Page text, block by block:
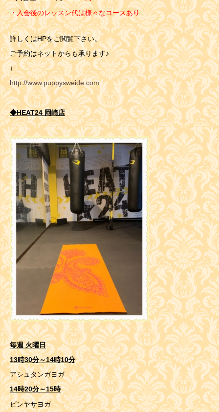
・入会後のレッスン代は様々なコースあり
詳しくはHPをご閲覧下さい。
ご予約はネットからも承ります♪
↓
http://www.puppysweide.com
◆HEAT24 岡崎店
毎週 火曜日
13時30分～14時10分
アシュタンガヨガ
14時20分～15時
ビンヤサヨガ